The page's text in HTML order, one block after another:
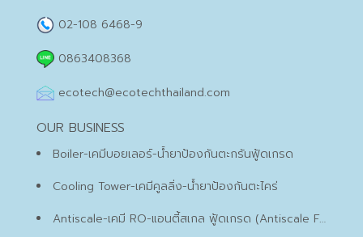
02-108 6468-9
0863408368
ecotech@ecotechthailand.com
OUR BUSINESS
Boiler-เคมีบอยเลอร์-น้ำยาป้องกันตะกรันฟู้ดเกรด
Cooling Tower-เคมีคูลลิ่ง-น้ำยาป้องกันตะไคร่
Antiscale-เคมี RO-แอนตี้สเกล ฟู้ดเกรด (Antiscale Food Grade)